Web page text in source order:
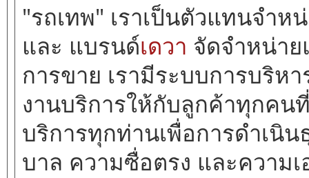
"รถเทพ" เราเป็นตัวแทนจำ
และ แบรนด์เดวา จัดจำหน่า
การขาย เรามีระบบการบริห
งานบริการให้กับลูกค้าทุกคน
บริการทุกท่านเพื่อการดำเนิ
บาล ความซื่อตรง และความ